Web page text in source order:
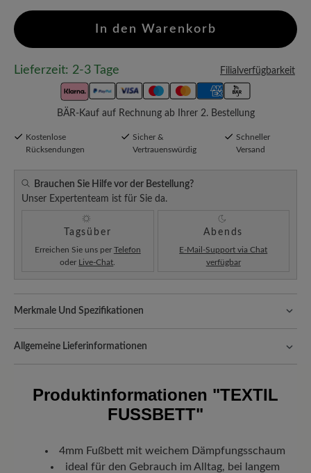
In den Warenkorb
Lieferzeit: 2-3 Tage Filialverfügbarkeit
BÄR-Kauf auf Rechnung ab Ihrer 2. Bestellung
Kostenlose
Rücksendungen
Sicher &
Vertrauenswürdig
Schneller
Versand
Brauchen Sie Hilfe vor der Bestellung?
Unser Expertenteam ist für Sie da.
Tagsüber
Erreichen Sie uns per Telefon
oder Live-Chat
Abends
E-Mail-Support via Chat
verfügbar
Merkmale Und Spezifikationen
Allgemeine Lieferinformationen
hinzugefügt – unabhängig vom Bestellwert.
Freuen Sie sich auf Ihr Paket!Sobald Ihre Bestellung unser Lager in
nachverfolgen, wo sich Ihr neues BÄR Lieblingsstück gerade
Produktinformationen "TEXTIL
FUSSBETT"
4mm Fußbett mit weichem Dämpfungsschaum
ideal für den Gebrauch im Alltag, bei langem